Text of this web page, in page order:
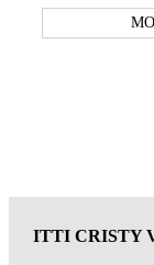
ITTI CRISTY